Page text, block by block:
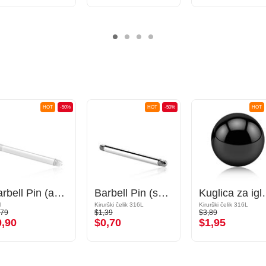
-50%
HOT
Barbell Pin (acrylic, various colours)
-50%
HOT
Barbell Pin (surgical steel, silver, shiny finish)
Kirurški čelik 316L
$1,39
$0,70
HOT
Kuglica za igle
Kirurški čelik 316L
$3,89
$1,95